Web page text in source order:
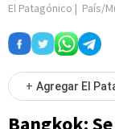
El Patagónico | País/
+ Agregar El
Bangkok: